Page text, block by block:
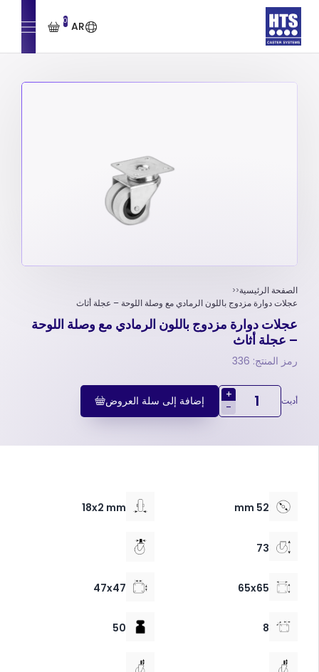
AR
0
الصفحة الرئيسية
عجلات دوارة مزدوج باللون الرمادي مع وصلة اللوحة – عجلة أثاث
عجلات دوارة مزدوج باللون الرمادي مع وصلة اللوحة
– عجلة أثاث
رمز المنتج: 336
أديت
+
-
إضافة إلى سلة العروض
52 mm
18x2 mm
73
65x65
47x47
8
50